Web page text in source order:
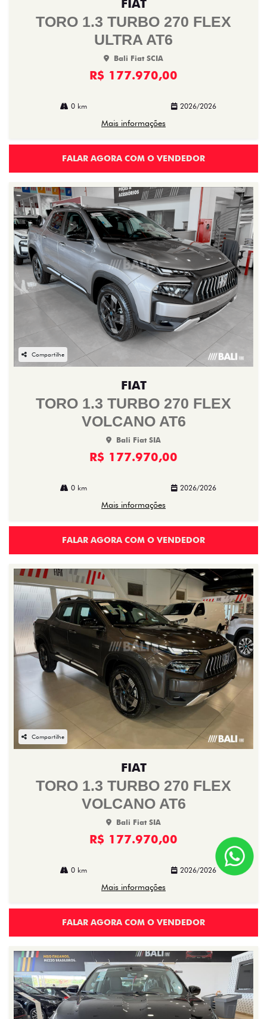
FIAT
TORO 1.3 TURBO 270 FLEX
ULTRA AT6
Bali Fiat SCIA
R$ 177.970,00
0 km 2026/2026
Mais informações
FALAR AGORA COM O VENDEDOR
Compartilhe
FIAT
TORO 1.3 TURBO 270 FLEX
VOLCANO AT6
Bali Fiat SIA
R$ 177.970,00
0 km 2026/2026
Mais informações
FALAR AGORA COM O VENDEDOR
Compartilhe
FIAT
TORO 1.3 TURBO 270 FLEX
VOLCANO AT6
Bali Fiat SIA
R$ 177.970,00
0 km 2026/2026
Mais informações
FALAR AGORA COM O VENDEDOR